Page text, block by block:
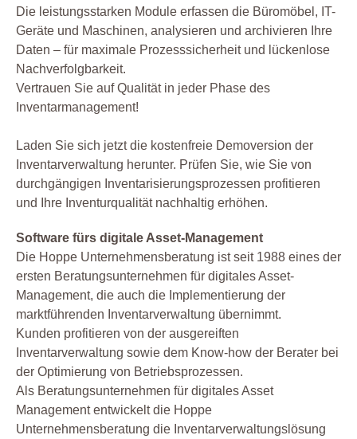
Die leistungsstarken Module erfassen die Büromöbel, IT-
Geräte und Maschinen, analysieren und archivieren Ihre
Daten – für maximale Prozesssicherheit und lückenlose
Nachverfolgbarkeit.
Vertrauen Sie auf Qualität in jeder Phase des
Inventarmanagement!
Laden Sie sich jetzt die kostenfreie Demoversion der
Inventarverwaltung herunter. Prüfen Sie, wie Sie von
durchgängigen Inventarisierungsprozessen profitieren
und Ihre Inventurqualität nachhaltig erhöhen.
Software fürs digitale Asset-Management
Die Hoppe Unternehmensberatung ist seit 1988 eines der
ersten Beratungsunternehmen für digitales Asset-
Management, die auch die Implementierung der
marktführenden Inventarverwaltung übernimmt.
Kunden profitieren von der ausgereiften
Inventarverwaltung sowie dem Know-how der Berater bei
der Optimierung von Betriebsprozessen.
Als Beratungsunternehmen für digitales Asset
Management entwickelt die Hoppe
Unternehmensberatung die Inventarverwaltungslösung